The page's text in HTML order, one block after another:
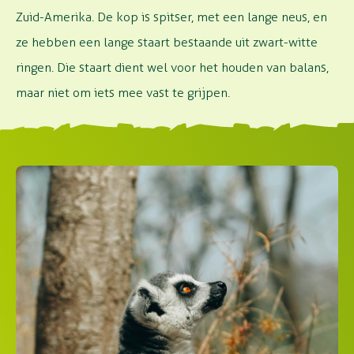
Zuid-Amerika. De kop is spitser, met een lange neus, en
ze hebben een lange staart bestaande uit zwart-witte
ringen. Die staart dient wel voor het houden van balans,
maar niet om iets mee vast te grijpen.